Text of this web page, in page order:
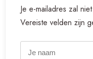
Je e-mailadres zal
Vereiste velden zijn